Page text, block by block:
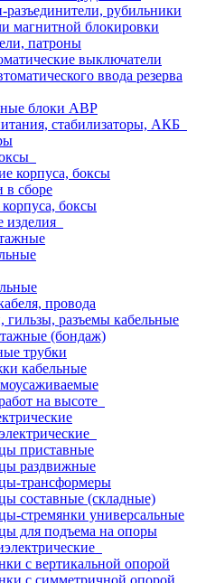
рубильники
магнитной блокировки
патроны
выключатели
ввода резерва
блоки АВР
стабилизаторы, АКБ
корпуса, боксы
сборе
боксы
изделия
провода
гильзы, разъемы кабельные
(бондаж)
трубки
кабельные
на высоте
приставные
раздвижные
трансформеры
составные (складные)
стремянки универсальные
для подъема на опоры
с вертикальной опорой
с симметричной опорой